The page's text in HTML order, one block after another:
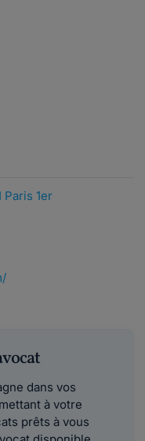
Paris 1er
dans vos
à votre
prêts à vous